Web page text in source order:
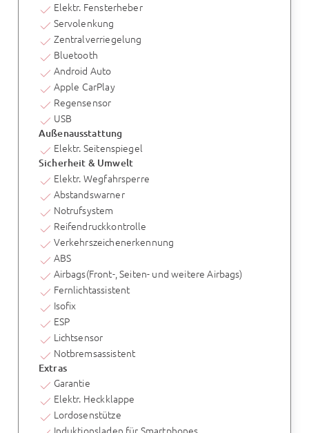
Elektr. Fensterheber
Servolenkung
Zentralverriegelung
Bluetooth
Android Auto
Apple CarPlay
Regensensor
USB
Außenausstattung
Elektr. Seitenspiegel
Sicherheit & Umwelt
Elektr. Wegfahrsperre
Abstandswarner
Notrufsystem
Reifendruckkontrolle
Verkehrszeichenerkennung
ABS
Airbags(Front-, Seiten- und weitere Airbags)
Fernlichtassistent
Isofix
ESP
Lichtsensor
Notbremsassistent
Extras
Garantie
Elektr. Heckklappe
Lordosenstütze